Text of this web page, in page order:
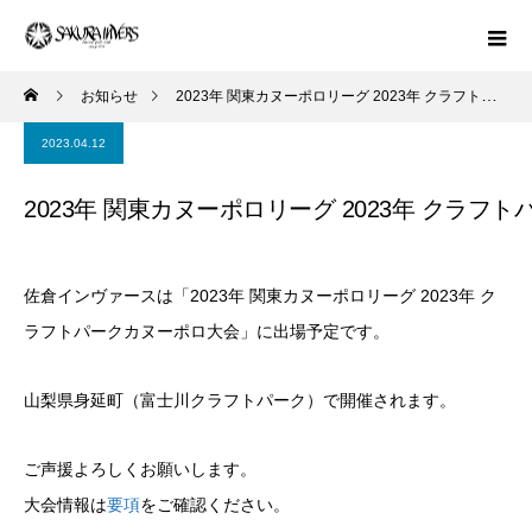
お知らせ 2023年 関東カヌーポロリーグ 2023年 クラフトパークカヌーポロ大会へ出場します！
2023.04.12
2023年 関東カヌーポロリーグ 2023年 クラフト
佐倉インヴァースは「2023年 関東カヌーポロリーグ 2023年 ク
ラフトパークカヌーポロ大会」に出場予定です。
山梨県身延町（富士川クラフトパーク）で開催されます。
ご声援よろしくお願いします。
大会情報は要項をご確認ください。